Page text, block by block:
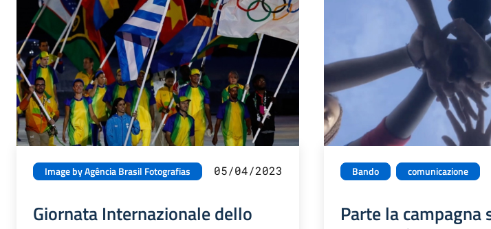
Image by Agência Brasil Fotografias 05/04/2023
Giornata Internazionale dello
Bando comunicazione
Parte la campagna